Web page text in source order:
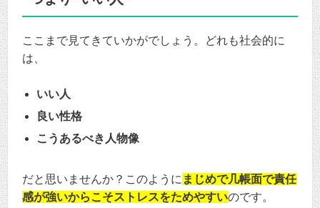
ここまで見てきていかがでしょう。どれも社会的に
は、
いい人
良い性格
こうあるべき人物像
だと思いませんか？このように まじめで几帳面で責任
感が強いからこそストレスをためやすいのです。